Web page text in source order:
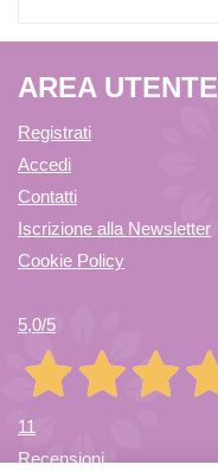
AREA UTENTE
Registrati
Accedi
Contatti
Iscrizione alla Newsletter
Cookie Policy
5,0/5
11
Recensioni